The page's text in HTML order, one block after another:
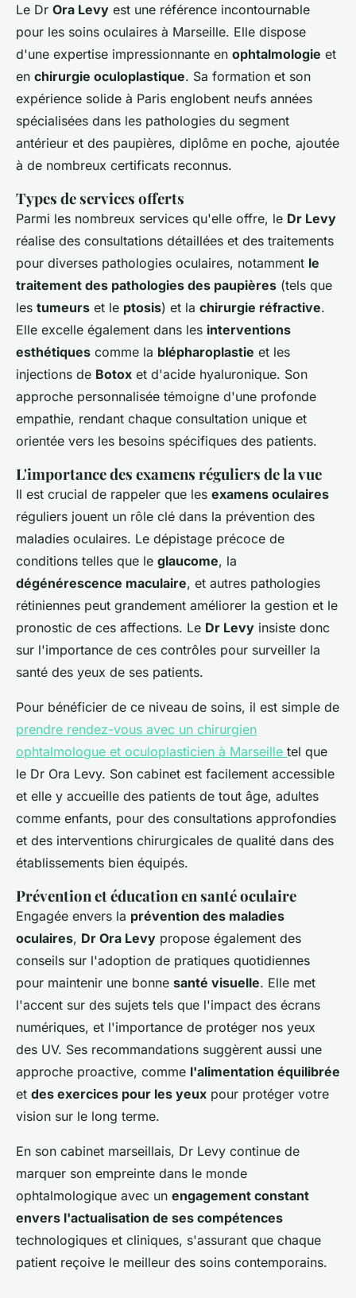
Le Dr Ora Levy est une référence incontournable
pour les soins oculaires à Marseille. Elle dispose
d'une expertise impressionnante en ophtalmologie et
en chirurgie oculoplastique. Sa formation et son
expérience solide à Paris englobent neufs années
spécialisées dans les pathologies du segment
antérieur et des paupières, diplôme en poche, ajoutée
à de nombreux certificats reconnus.
Types de services offerts
Parmi les nombreux services qu'elle offre, le Dr Levy
réalise des consultations détaillées et des traitements
pour diverses pathologies oculaires, notamment le
traitement des pathologies des paupières (tels que
les tumeurs et le ptosis) et la chirurgie réfractive.
Elle excelle également dans les interventions
esthétiques comme la blépharoplastie et les
injections de Botox et d'acide hyaluronique. Son
approche personnalisée témoigne d'une profonde
empathie, rendant chaque consultation unique et
orientée vers les besoins spécifiques des patients.
L'importance des examens réguliers de la vue
Il est crucial de rappeler que les examens oculaires
réguliers jouent un rôle clé dans la prévention des
maladies oculaires. Le dépistage précoce de
conditions telles que le glaucome, la
dégénérescence maculaire, et autres pathologies
rétiniennes peut grandement améliorer la gestion et le
pronostic de ces affections. Le Dr Levy insiste donc
sur l'importance de ces contrôles pour surveiller la
santé des yeux de ses patients.
Pour bénéficier de ce niveau de soins, il est simple de
prendre rendez-vous avec un chirurgien
ophtalmologue et oculoplasticien à Marseille tel que
le Dr Ora Levy. Son cabinet est facilement accessible
et elle y accueille des patients de tout âge, adultes
comme enfants, pour des consultations approfondies
et des interventions chirurgicales de qualité dans des
établissements bien équipés.
Prévention et éducation en santé oculaire
Engagée envers la prévention des maladies
oculaires, Dr Ora Levy propose également des
conseils sur l'adoption de pratiques quotidiennes
pour maintenir une bonne santé visuelle. Elle met
l'accent sur des sujets tels que l'impact des écrans
numériques, et l'importance de protéger nos yeux
des UV. Ses recommandations suggèrent aussi une
approche proactive, comme l'alimentation équilibrée
et des exercices pour les yeux pour protéger votre
vision sur le long terme.
En son cabinet marseillais, Dr Levy continue de
marquer son empreinte dans le monde
ophtalmologique avec un engagement constant
envers l'actualisation de ses compétences
technologiques et cliniques, s'assurant que chaque
patient reçoive le meilleur des soins contemporains.